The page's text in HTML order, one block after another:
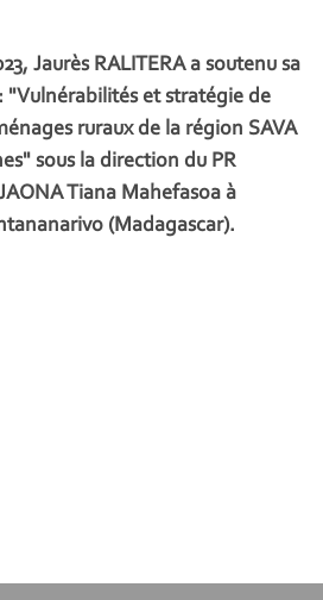
Jaurès RALITERA a soutenu sa
"Vulnérabilités et stratégie de
ruraux de la région SAVA
sous la direction du PR
Tiana Mahefasoa à
(Madagascar).